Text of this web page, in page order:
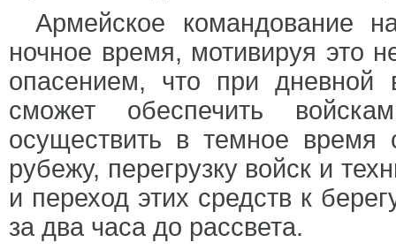
Армейское командование
ночное время, мотивируя это
опасением, что при дневной
сможет обеспечить
осуществить в темное время
рубежу, перегрузку войск и
и переход этих средств к
за два часа до рассвета.